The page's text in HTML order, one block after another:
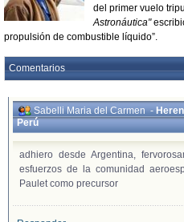
del primer vuelo
Astronáutica"
propulsión de combustible líquido”.
Comentarios
Sabelli Maria del Carmen-
Perú
adhiero desde Argentina,
esfuerzos de la comunidad
Paulet como precursor